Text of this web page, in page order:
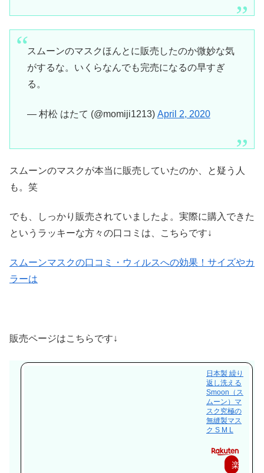
スムーンのマスクほんとに販売したのか微妙な気
がするな。いくらなんでも完売になるの早すぎ
る。
— 村松 はたて (@momiji1213) April 2, 2020
スムーンのマスクが本当に販売していたのか、と疑う人
も。笑
でも、しっかり販売されていましたよ。実際に購入できた
というラッキーな方々の口コミは、こちらです↓
スムーンマスクの口コミ・ウィルスへの効果！サイズやカ
ラーは
販売ページはこちらです↓
日本製 繰り
返し洗える
Smoon（ス
ムーン）マ
スク究極の
無縫製マス
ク S M L
楽